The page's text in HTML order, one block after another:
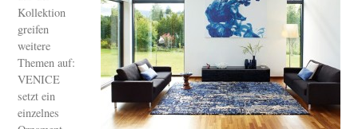
Kollektion
greifen
weitere
Themen auf:
VENICE
setzt ein
einzelnes